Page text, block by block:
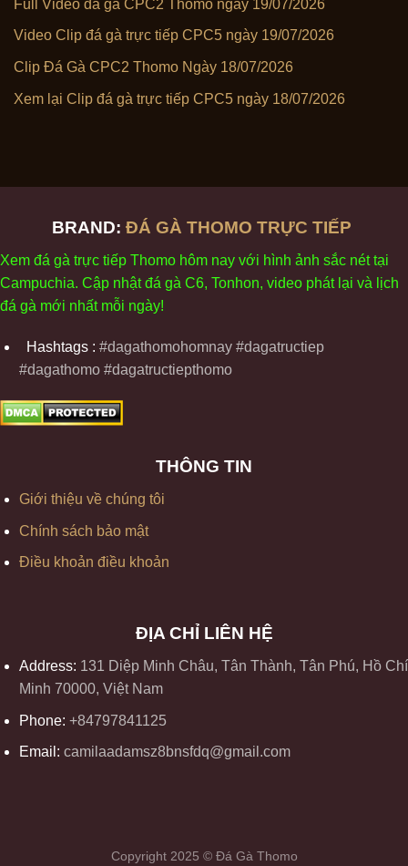
Full Video đá gà CPC2 Thomo ngày 19/07/2026
Video Clip đá gà trực tiếp CPC5 ngày 19/07/2026
Clip Đá Gà CPC2 Thomo Ngày 18/07/2026
Xem lại Clip đá gà trực tiếp CPC5 ngày 18/07/2026
BRAND: ĐÁ GÀ THOMO TRỰC TIẾP
Xem đá gà trực tiếp Thomo hôm nay với hình ảnh sắc néttại
Campuchia. Cập nhậtđá gà C6, Tonhon, video phátl ại và ịch
đá gà mới nhất mỗi ngày!
Hashtags : #dagathomohomnay #dagatructiep
#dagathomo #dagatructiepthomo
THÔNG TIN
Giới thiệu về chúng tôi
Chính sách bảo mật
Điều khoản điều khoản
ĐỊA CHỈ LIÊN HỆ
Address: 131 Diệp Minh Châu, Tân Thành, Tân Phú, Hồ Chí
Minh 70000, Việt Nam
Phone: +84797841125
Email: camilaadamsz8bnsfdq@gmail.com
Copyright 2025 © Đá Gà Thomo